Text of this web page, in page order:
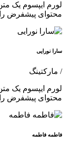
لورم ایپسوم یک
محتوای پیشفرض
سارا نورایی
/ مارکتینگ
لورم ایپسوم یک
محتوای پیشفرض
فاطمه فاطمه